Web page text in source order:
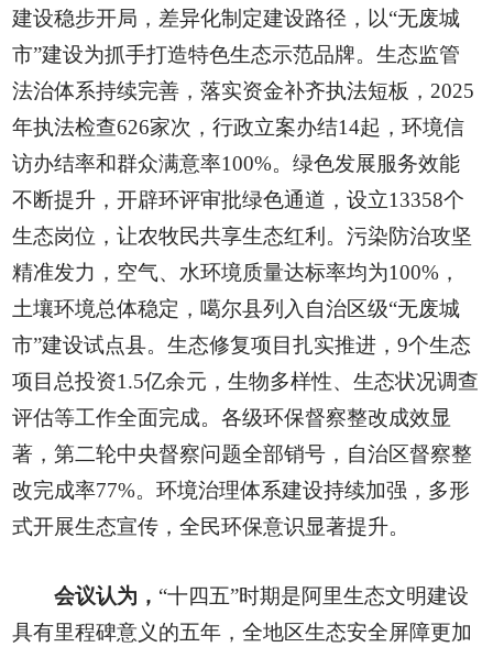
建设稳步开局，差异化制定建设路径，以“无废城
市”建设为抓手打造特色生态示范品牌。生态监管
法治体系持续完善，落实资金补齐执法短板，2025
年执法检查626家次，行政立案办结14起，环境信
访办结率和群众满意率100%。绿色发展服务效能
不断提升，开辟环评审批绿色通道，设立13358个
生态岗位，让农牧民共享生态红利。污染防治攻坚
精准发力，空气、水环境质量达标率均为100%，
土壤环境总体稳定，噶尔县列入自治区级“无废城
市”建设试点县。生态修复项目扎实推进，9个生态
项目总投资1.5亿余元，生物多样性、生态状况调查
评估等工作全面完成。各级环保督察整改成效显
著，第二轮中央督察问题全部销号，自治区督察整
改完成率77%。环境治理体系建设持续加强，多形
式开展生态宣传，全民环保意识显著提升。
会议认为， “十四五”时期是阿里生态文明建设
具有里程碑意义的五年，全地区生态安全屏障更加